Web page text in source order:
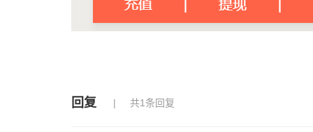
回复 共1条回复